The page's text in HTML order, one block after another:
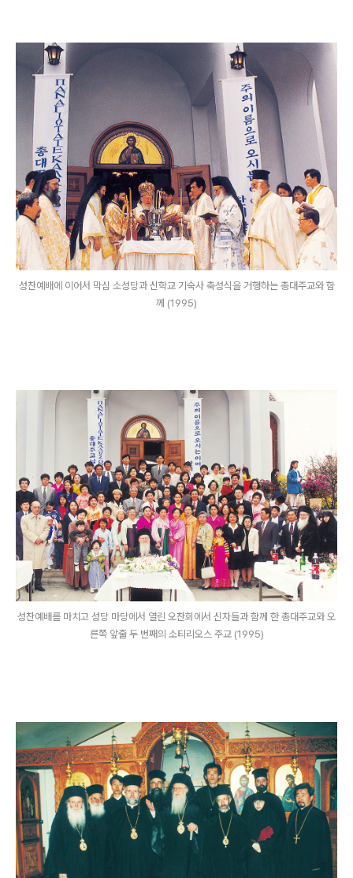
성찬예배에 이어서 막심 소성당과 신학교 기숙사 축성식을 거행하는 총대주교와 함
께 (1995)
성찬예배를 마치고 성당 마당에서 열린 오찬회에서 신자들과 함께 한 총대주교와 오
른쪽 앞줄 두 번째의 소티리오스 주교 (1995)